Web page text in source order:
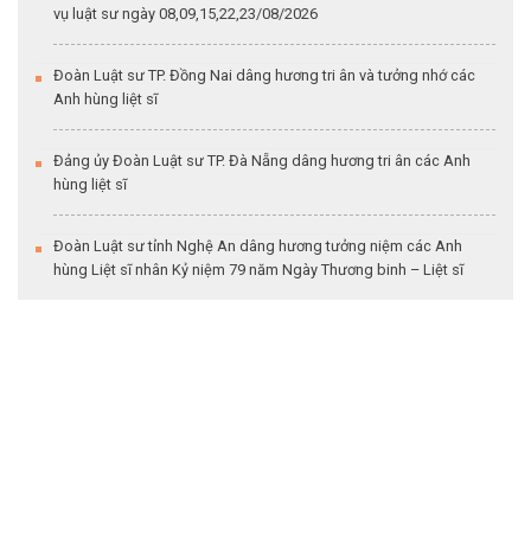
vụ luật sư ngày 08,09,15,22,23/08/2026
Đoàn Luật sư TP. Đồng Nai dâng hương tri ân và tưởng nhớ các
Anh hùng liệt sĩ
Đảng ủy Đoàn Luật sư TP. Đà Nẵng dâng hương tri ân các Anh
hùng liệt sĩ
Đoàn Luật sư tỉnh Nghệ An dâng hương tưởng niệm các Anh
hùng Liệt sĩ nhân Kỷ niệm 79 năm Ngày Thương binh – Liệt sĩ